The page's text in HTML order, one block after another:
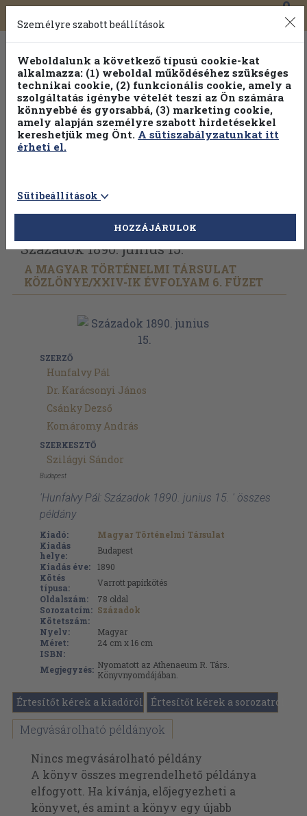
Toggle
navigation
0
Vissza az előző oldalra Válasszon példányt
Századok 1890. junius 15.
A MAGYAR TÖRTÉNELMI TÁRSULAT
KÖZLÖNYE/XXIV-IK ÉVFOLYAM 6. FÜZET
SZERZŐ
Hunfalvy Pál
Dr. Karácsonyi János
Csánky Dezső
Komáromy András
SZERKESZTŐ
Szilágyi Sándor
Budapest
'Hunfalvy Pál: Századok 1890. junius 15. ' összes
példány
Kiadó:
Magyar Történelmi Társulat
Kiadás
helye:
Budapest
Kiadás éve:
1890
Kötés
típusa:
Varrott papírkötés
Oldalszám:
78 oldal
Sorozatcím: Századok
Kötetszám:
Nyelv:
Magyar
Méret:
24 cm x 16 cm
ISBN:
Megjegyzés: Nyomatott az Athenaeum R. Társ.
Könyvnyomdájában.
Értesítőt kérek a kiadóról Értesítőt kérek a sorozatról
Megvásárolható példányok
Nincs megvásárolható példány
A könyv összes megrendelhető példánya
elfogyott. Ha kívánja, előjegyezheti a
könyvet, és amint a könyv egy újabb
Személyre szabott beállítások
Weboldalunk a következő típusú cookie-kat
alkalmazza: (1) weboldal működéséhez szükséges
technikai cookie, (2) funkcionális cookie, amely a
szolgáltatás igénybe vételét teszi az Ön számára
könnyebbé és gyorsabbá, (3) marketing cookie,
amely alapján személyre szabott hirdetésekkel
kereshetjük meg Önt. A sütiszabályzatunkat itt
érheti el.
Sütibeállítások
HOZZÁJÁRULOK